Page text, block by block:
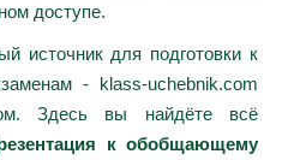
доступе.
источник для подготовки к
- klass-uchebnik.com
Здесь вы найдёте всё
к обобщающему